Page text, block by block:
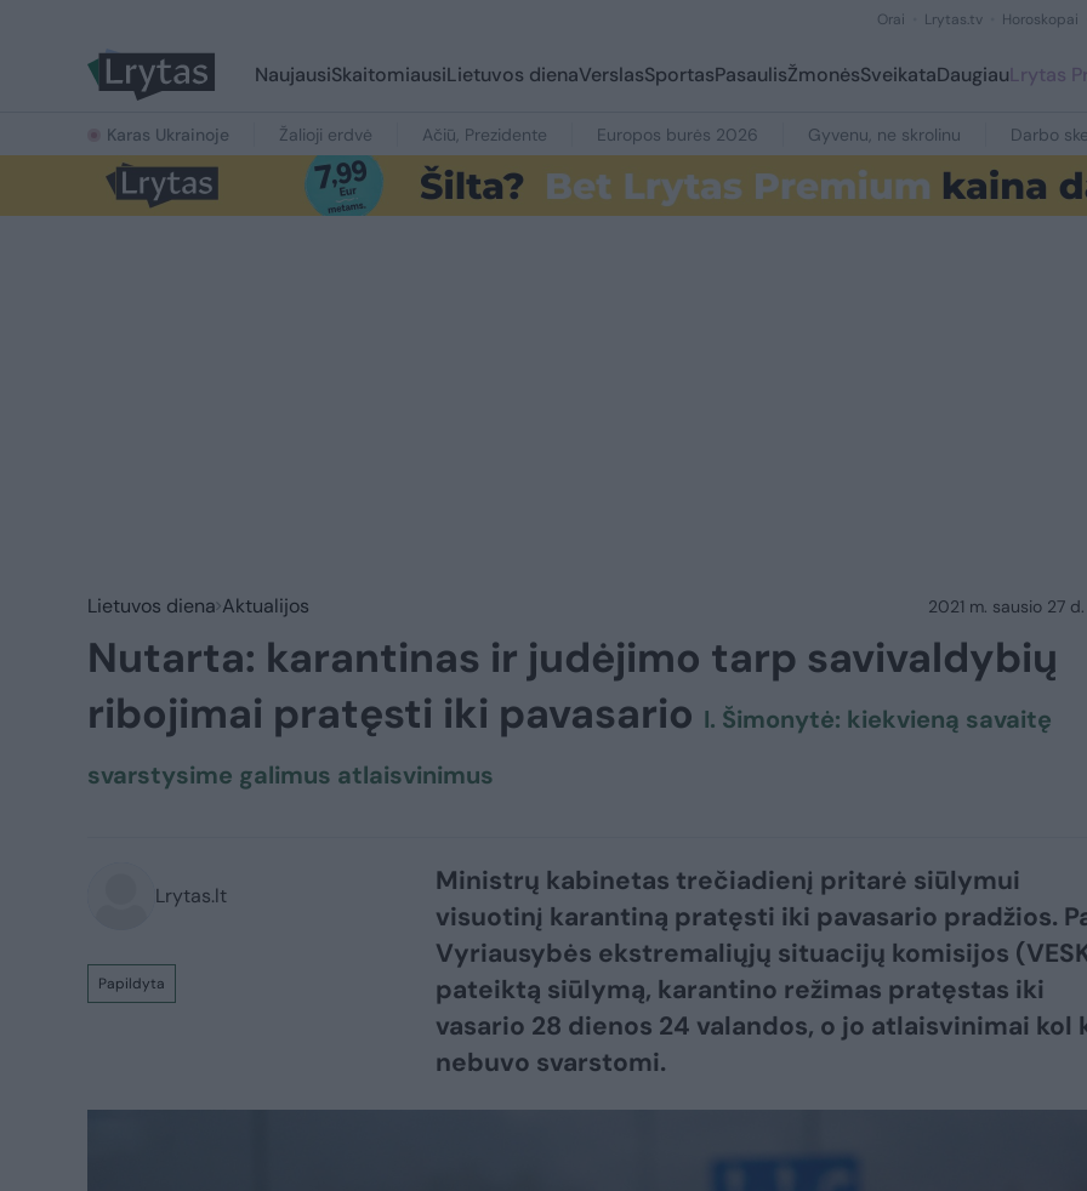
Orai Lrytas.tv Horoskopai
NaujausiSkaitomiausiLietuvos dienaVerslasSportasPasaulisŽmonėsSveikataDaugiauLrytas
Karas Ukrainoje Žalioji erdvė Ačiū, Prezidente Europos burės 2026 Gyvenu, ne skrolinu Darbo
Lietuvos diena Aktualijos 2021 m. sausio 27
Nutarta: karantinas ir judėjimo tarp savivaldybių
ribojimai pratęsti iki pavasario I. Šimonytė: kiekvieną savaitę
svarstysime galimus atlaisvinimus
Lrytas.lt
Papildyta
Ministrų kabinetas trečiadienį pritarė siūlymui
visuotinį karantiną pratęsti iki pavasario pradžios.
Vyriausybės ekstremaliųjų situacijų komisijos
pateiktą siūlymą, karantino režimas pratęstas iki
vasario 28 dienos 24 valandos, o jo atlaisvinimai kol
nebuvo svarstomi.